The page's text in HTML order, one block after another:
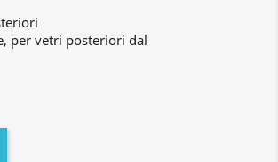
per vetri posteriori dal